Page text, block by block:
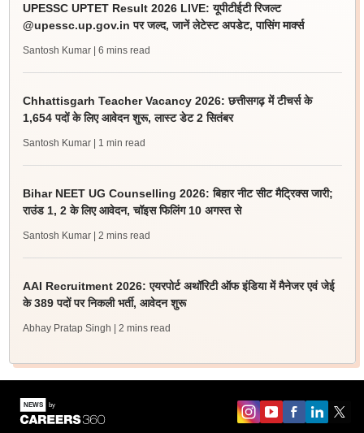
UPESSC UPTET Result 2026 LIVE: यूपीटीईटी रिजल्ट
@upessc.up.gov.in पर जल्द, जानें लेटेस्ट अपडेट, पासिंग मार्क्स
Santosh Kumar | 6 mins read
Chhattisgarh Teacher Vacancy 2026: छत्तीसगढ़ में टीचर्स के
1,654 पदों के लिए आवेदन शुरू, लास्ट डेट 2 सितंबर
Santosh Kumar | 1 min read
Bihar NEET UG Counselling 2026: बिहार नीट सीट मैट्रिक्स जारी;
राउंड 1, 2 के लिए आवेदन, चॉइस फिलिंग 10 अगस्त से
Santosh Kumar | 2 mins read
AAI Recruitment 2026: एयरपोर्ट अथॉरिटी ऑफ इंडिया में मैनेजर एवं जेई
के 389 पदों पर निकली भर्ती, आवेदन शुरू
Abhay Pratap Singh | 2 mins read